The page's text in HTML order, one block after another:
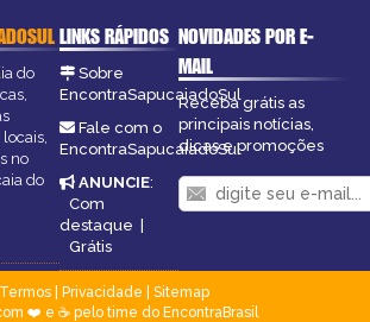
do
no
do
LINKS RÁPIDOS
Sobre
EncontraSapucaiadoSul
Fale com o
EncontraSapucaiadoSul
ANUNCIE:
Com
destaque |
Grátis
NOVIDADES POR E-
MAIL
Receba grátis as
principais notícias,
dicas e promoções
Termos| Privacidade
Sitemap
❤️ e ☕ pelo time do EncontraBrasil